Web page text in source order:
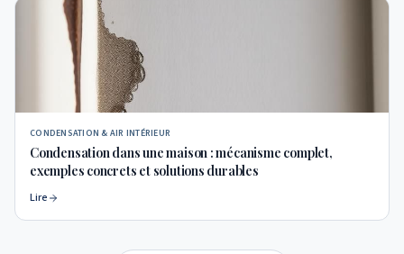
CONDENSATION & AIR INTÉRIEUR
Condensation dans une maison : mécanisme complet,
exemples concrets et solutions durables
Lire